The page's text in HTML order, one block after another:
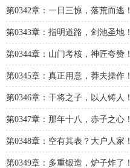
第0342章：一日三惊，落荒而逃！
第0343章：指明道路，剑池圣地！
第0344章：山门考核，神匠夸赞！
第0345章：真正用意，莽夫操作！
第0346章：干将之子，以人铸人！
第0347章：那年十八，赤子之心！
第0348章：空有其表？大户人家！
第0349章：多重锻造，炉子炸了！